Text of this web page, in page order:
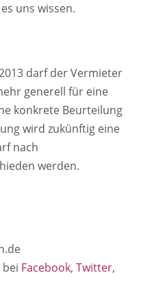
uns wissen.
darf der Vermieter
generell für eine
konkrete Beurteilung
wird zukünftig eine
nach
werden.
Facebook,Twitter,